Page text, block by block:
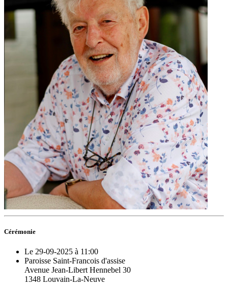
Cérémonie
Le 29-09-2025 à 11:00
Paroisse Saint-Francois d'assise
Avenue Jean-Libert Hennebel 30
1348 Louvain-La-Neuve